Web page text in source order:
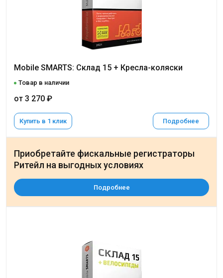
Mobile SMARTS: Склад 15 + Кресла-коляски
Товар в наличии
от 3 270 ₽
Купить в 1 клик Подробнее
Приобретайте фискальные регистраторы
Ритейл на выгодных условиях
Подробнее